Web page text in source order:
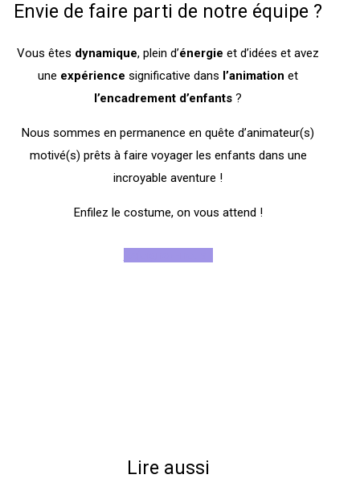
Envie de faire parti de notre équipe ?
Vous êtes dynamique, plein d’énergie et d’idées et avez
une expérience significative dans l’animation et
l’encadrement d’enfants ?
Nous sommes en permanence en quête d’animateur(s)
motivé(s) prêts à faire voyager les enfants dans une
incroyable aventure !
Enfilez le costume, on vous attend !
Lire aussi